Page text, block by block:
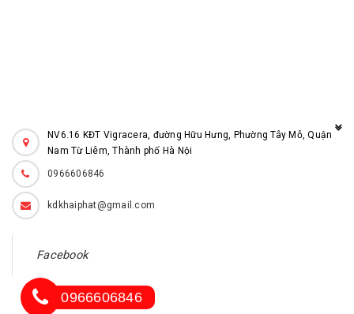
NV6.16 KĐT Vigracera, đường Hữu Hưng, Phường Tây Mỗ, Quận
Nam Từ Liêm, Thành phố Hà Nội
0966606846
kdkhaiphat@gmail.com
© Bản quyền thuộc về
Cung cấp bởi
0966606846